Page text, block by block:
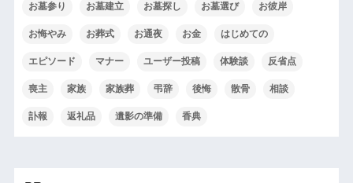
お墓参り お墓建立 お墓探し お墓選び お彼岸
お悔やみ お葬式 お通夜 お金 はじめての
エピソード マナー ユーザー投稿 体験談 反省点
喪主 家族 家族葬 弔辞 後悔 散骨 相談
訃報 返礼品 遺影の準備 香典